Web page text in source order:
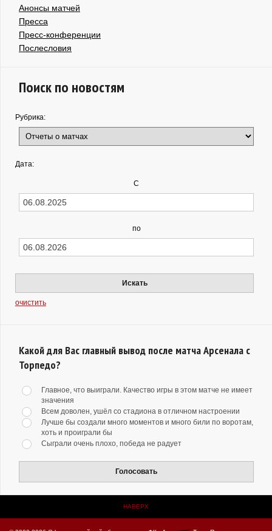
Анонсы матчей
Пресса
Пресс-конференции
Послесловия
Поиск по новостям
Рубрика:
Дата:
С
по
Искать
очистить
Какой для Вас главный вывод после матча Арсенала с
Торпедо?
Главное, что выиграли. Качество игры в этом матче не имеет
значения
Всем доволен, ушёл со стадиона в отличном настроении
Лучше бы создали много моментов и много били по воротам,
хоть и проиграли бы
Сыграли очень плохо, победа не радует
Голосовать
НАВЕРХ